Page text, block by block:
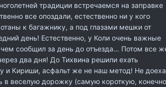
традиции встречаемся на заправке
все опоздали, естественно ни у кого
к багажнику, а под глазами мешки от
день! Естественно, у Коли очень важные
сообщил за день до отъезда… Потом все
два дня! До Тихвина решили ехать
и Кириши, асфальт же не наш метод! Не
в веселую дорожку (самую короткую, конечно